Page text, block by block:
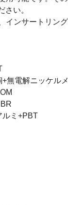
さい。
インサートリン
無電解ニッケル
ルミ+PBT